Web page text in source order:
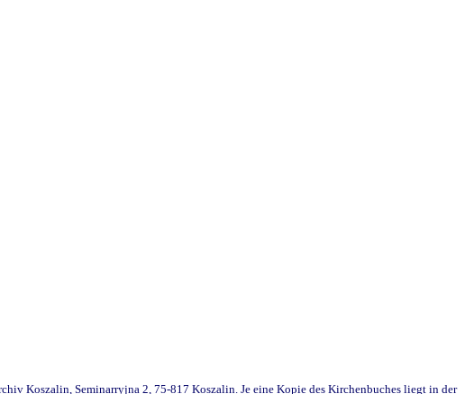
Koszalin, Seminarryjna 2, 75-817 Koszalin. Je eine Kopie des Kirchenbuches liegt in der